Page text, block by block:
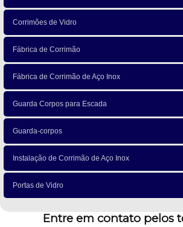
Corrimões de Vidro
Fábrica de Corrimão
Fábrica de Corrimão de Aço Inox
Guarda Corpos para Escada
Guarda-corpos
Instalação de Corrimão de Aço Inox
Portas de Vidro
Entre em contato pelos